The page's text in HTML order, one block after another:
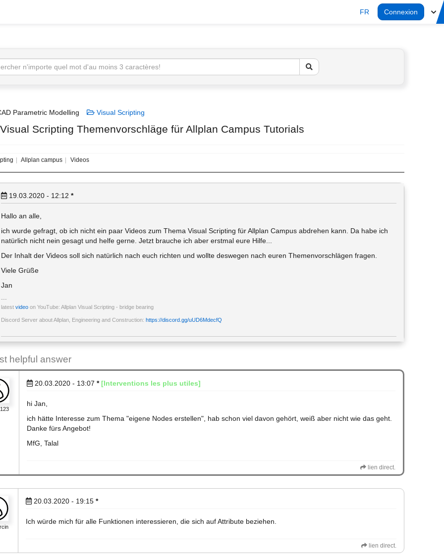
FR Connexion
Parametric Modelling Visual Scripting
Scripting Themenvorschläge für Allplan Campus Tutorials
Allplan campus Videos
19.03.2020 - 12:12 *
Hallo an alle,
ich wurde gefragt, ob ich nicht ein paar Videos zum Thema Visual Scripting für Allplan Campus abdrehen kann. Da habe ich
natürlich nicht nein gesagt und helfe gerne. Jetzt brauche ich aber erstmal eure Hilfe...
Der Inhalt der Videos soll sich natürlich nach euch richten und wollte deswegen nach euren Themenvorschlägen fragen.
Viele Grüße
Jan
latest video on YouTube: Allplan Visual Scripting - bridge bearing
Discord Server about Allplan, Engineering and Construction: https://discord.gg/uUD6MdecfQ
helpful answer
20.03.2020 - 13:07 * [Interventions les plus utiles]
hi Jan,
ich hätte Interesse zum Thema "eigene Nodes erstellen", hab schon viel davon gehört, weiß aber nicht wie das geht.
Danke fürs Angebot!
MfG, Talal
lien direct.
20.03.2020 - 19:15 *
Ich würde mich für alle Funktionen interessieren, die sich auf Attribute beziehen.
lien direct.